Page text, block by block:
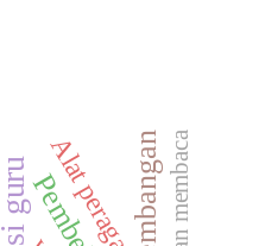
Alat peraga